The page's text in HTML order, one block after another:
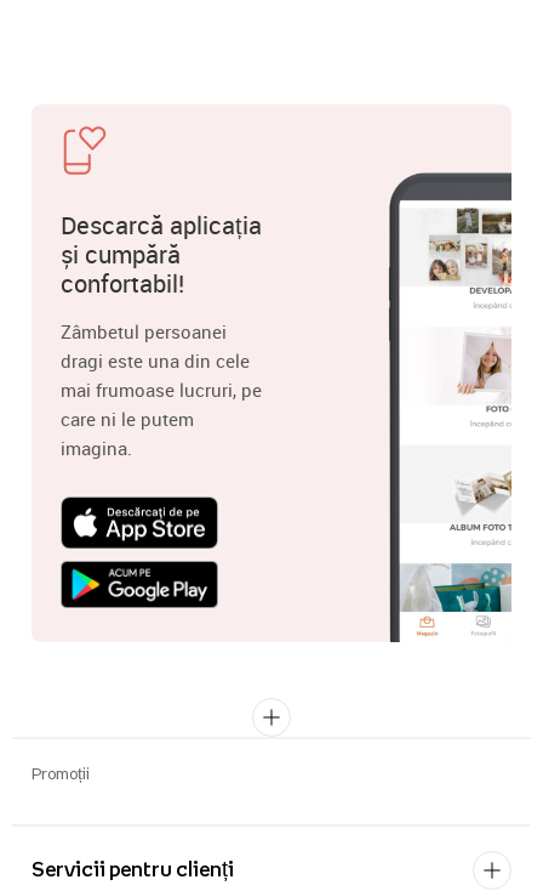
Descarcă aplicația
și cumpără
confortabil!
Zâmbetul persoanei
dragi este una din cele
mai frumoase lucruri, pe
care ni le putem
imagina.
Promoții
Servicii pentru clienți